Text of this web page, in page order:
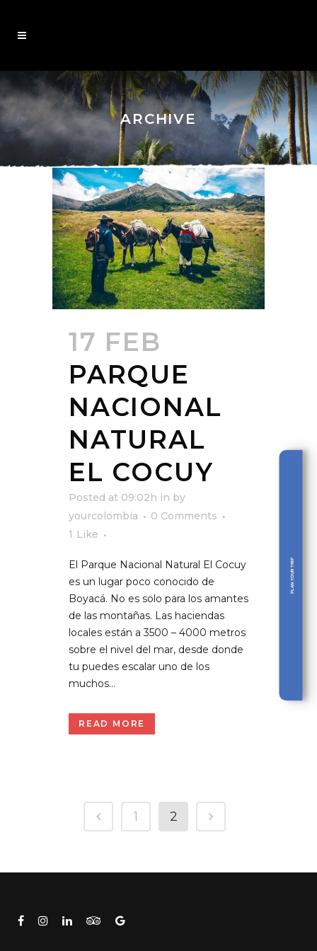
ARCHIVE
17 FEB
PARQUE
NACIONAL
NATURAL
EL COCUY
Posted at 09:02h in by
yourcolombia
0 Comments
1 Like
El Parque Nacional Natural El Cocuy
es un lugar poco conocido de
Boyacá. No es solo para los amantes
de las montañas. Las haciendas
locales están a 3500 – 4000 metros
sobre el nivel del mar, desde donde
tu puedes escalar uno de los
muchos...
READ MORE
1 2
PLAN YOUR TRIP